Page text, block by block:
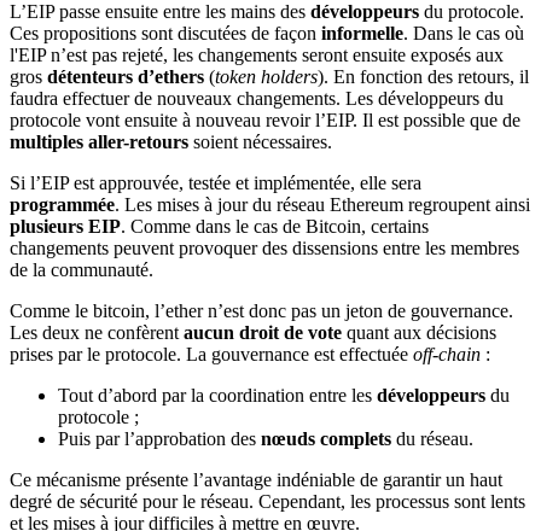
L’EIP passe ensuite entre les mains des développeurs du protocole.
Ces propositions sont discutées de façon informelle. Dans le cas où
l'EIP n’est pas rejeté, les changements seront ensuite exposés aux
gros détenteurs d’ethers (token holders). En fonction des retours, il
faudra effectuer de nouveaux changements. Les développeurs du
protocole vont ensuite à nouveau revoir l’EIP. Il est possible que de
multiples aller-retours soient nécessaires.
Si l’EIP est approuvée, testée et implémentée, elle sera
programmée. Les mises à jour du réseau Ethereum regroupent ainsi
plusieurs EIP. Comme dans le cas de Bitcoin, certains
changements peuvent provoquer des dissensions entre les membres
de la communauté.
Comme le bitcoin, l’ether n’est donc pas un jeton de gouvernance.
Les deux ne confèrent aucun droit de vote quant aux décisions
prises par le protocole. La gouvernance est effectuée off-chain :
Tout d’abord par la coordination entre les développeurs du
protocole ;
Puis par l’approbation des nœuds complets du réseau.
Ce mécanisme présente l’avantage indéniable de garantir un haut
degré de sécurité pour le réseau. Cependant, les processus sont lents
et les mises à jour difficiles à mettre en œuvre.